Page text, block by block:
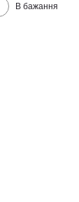
В бажання